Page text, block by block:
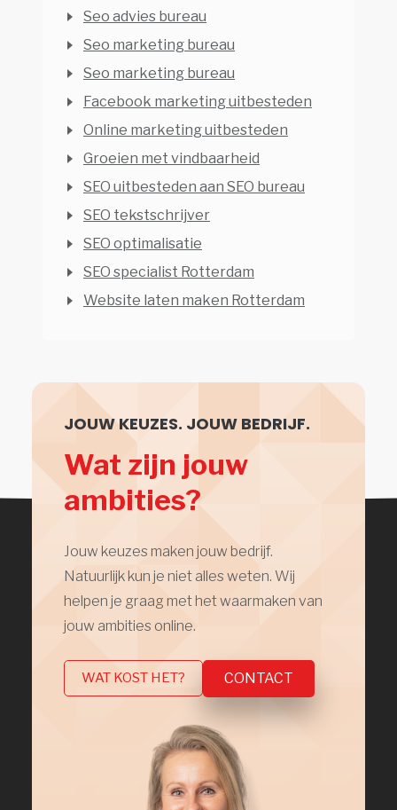
Seo advies bureau
Seo marketing bureau
Seo marketing bureau
Facebook marketing uitbesteden
Online marketing uitbesteden
Groeien met vindbaarheid
SEO uitbesteden aan SEO bureau
SEO tekstschrijver
SEO optimalisatie
SEO specialist Rotterdam
Website laten maken Rotterdam
JOUW KEUZES. JOUW BEDRIJF.
Wat zijn jouw
ambities?
Jouw keuzes maken jouw bedrijf.
Natuurlijk kun je niet alles weten. Wij
helpen je graag met het waarmaken van
jouw ambities online.
WAT KOST HET? CONTACT